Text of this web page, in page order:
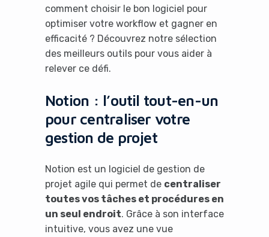
comment choisir le bon logiciel pour
optimiser votre workflow et gagner en
efficacité ? Découvrez notre sélection
des meilleurs outils pour vous aider à
relever ce défi.
Notion : l’outil tout-en-un
pour centraliser votre
gestion de projet
Notion est un logiciel de gestion de
projet agile qui permet de centraliser
toutes vos tâches et procédures en
un seul endroit. Grâce à son interface
intuitive, vous avez une vue